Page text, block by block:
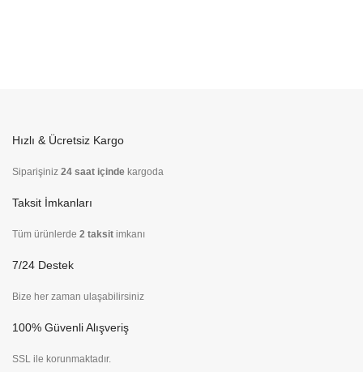
Hızlı & Ücretsiz Kargo
Siparişiniz 24 saat içinde kargoda
Taksit İmkanları
Tüm ürünlerde 2 taksit imkanı
7/24 Destek
Bize her zaman ulaşabilirsiniz
100% Güvenli Alışveriş
SSL ile korunmaktadır.